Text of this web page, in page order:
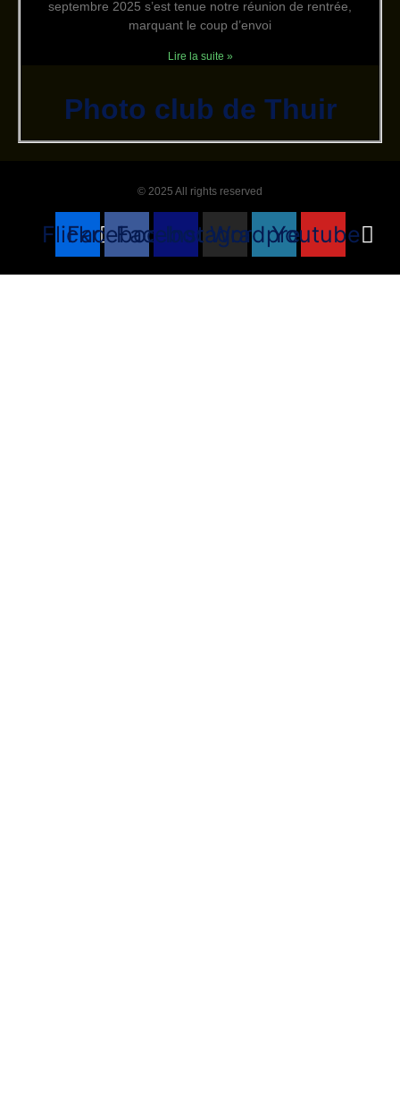
septembre 2025 s’est tenue notre réunion de rentrée,
marquant le coup d’envoi
Lire la suite »
Photo club de Thuir
© 2025 All rights reserved
Flickr
Facebook
Facebook
Instagram
Wordpress
Youtube